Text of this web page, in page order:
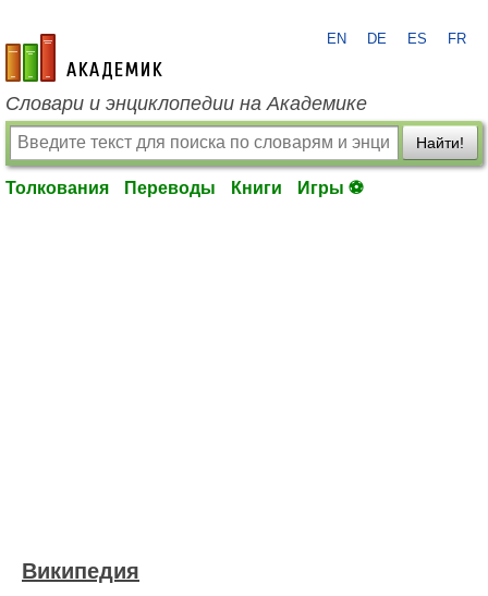
academic.ru
EN DE ES FR
Словари и энциклопедии на Академике
Найти!
Толкования Переводы Книги Игры ⚽
Википедия